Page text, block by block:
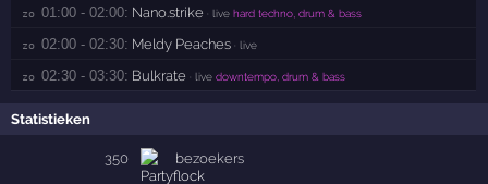
zo 01:00 - 02:00: Nano.strike · live hard techno, drum & bass
zo 02:00 - 02:30: Meldy Peaches · live
zo 02:30 - 03:30: Bulkrate · live downtempo, drum & bass
Statistieken
350 bezoekers